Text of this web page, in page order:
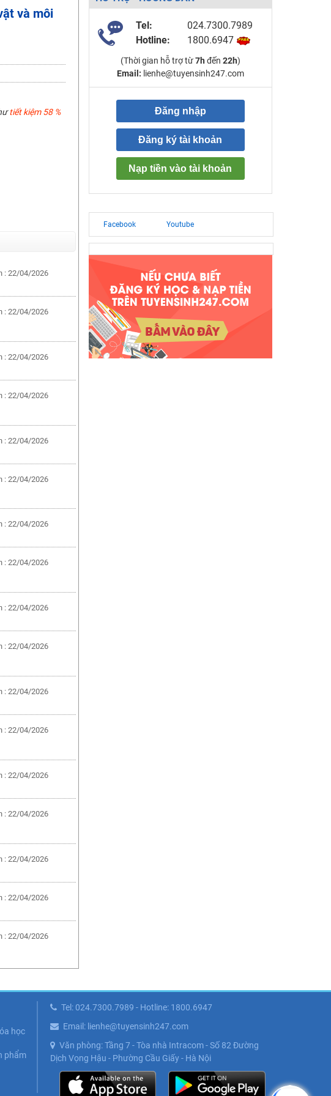
và môi
tiết kiệm 58 %
: 22/04/2026
: 22/04/2026
: 22/04/2026
: 22/04/2026
: 22/04/2026
: 22/04/2026
: 22/04/2026
: 22/04/2026
: 22/04/2026
: 22/04/2026
: 22/04/2026
: 22/04/2026
: 22/04/2026
: 22/04/2026
: 22/04/2026
: 22/04/2026
: 22/04/2026
Tel:
024.7300.7989
Hotline:
1800.6947
(Thời gian hỗ trợ từ7h đến 22h)
Email: lienhe@tuyensinh247.com
Đăng nhập
Đăng ký tài khoản
Nạp tiền vào tài khoản
Facebook Youtube
học
phẩm
Tel: 024.7300.7989 - Hotline: 1800.6947
Email: lienhe@tuyensinh247.com
Văn phòng: Tầng 7 - Tòa nhà Intracom - Số 82 Đường
Dịch Vọng Hậu - Phường Cầu Giấy - Hà Nội